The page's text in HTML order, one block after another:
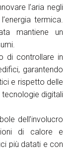
l’aria negli
termica.
mantiene un
di controllare in
garantendo
e rispetto delle
digitali
dell’involucro
di calore e
più datati e con